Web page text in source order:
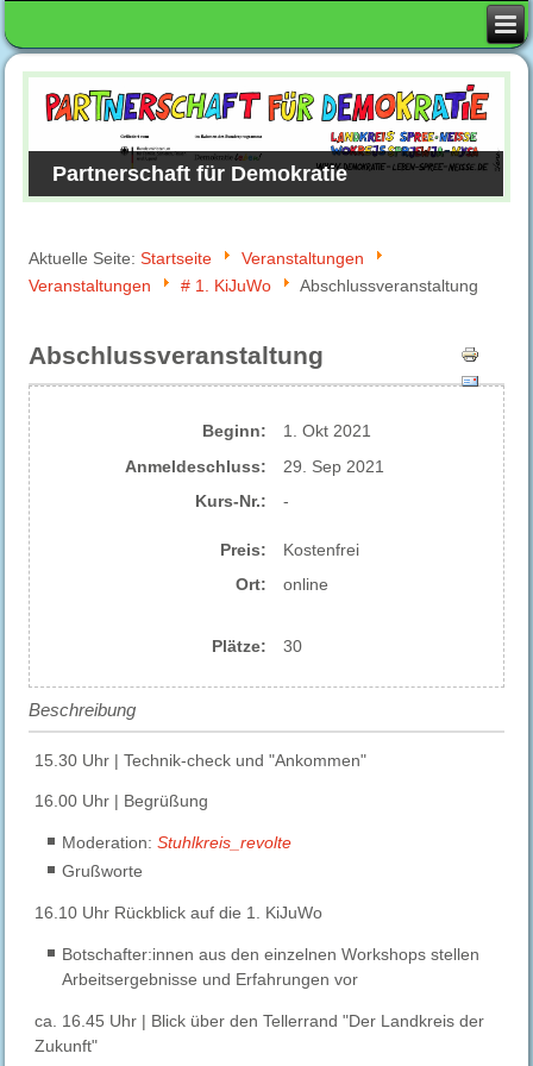
Partnerschaft für Demokratie
Aktuelle Seite:Startseite
Veranstaltungen
Veranstaltungen
# 1. KiJuWo Abschlussveranstaltung
Abschlussveranstaltung
Beginn:
1. Okt 2021
Anmelde​schluss:
29. Sep 2021
Kurs-Nr.:
-
Preis:
Kostenfrei
Ort:
online
Plätze: 30
Beschreibung
15.30 Uhr | Technik-check und "Ankommen"
16.00 Uhr | Begrüßung
Moderation:Stuhlkreis_revolte
Grußworte
16.10 Uhr Rückblick auf die 1. KiJuWo
Botschafter:innen aus den einzelnen Workshops stellen
Arbeitsergebnisse und Erfahrungen vor
ca. 16.45 Uhr | Blick über den Tellerrand "Der Landkreis der
Zukunft"